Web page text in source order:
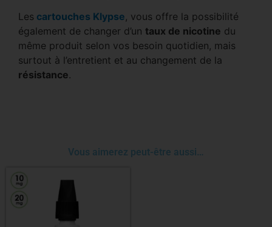
Les cartouches Klypse, vous offre la possibilité
également de changer d’un taux de nicotine du
même produit selon vos besoin quotidien, mais
surtout à l’entretient et au changement de la
résistance.
Vous aimerez peut-être aussi…